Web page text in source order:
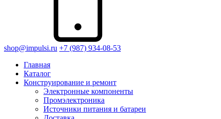
shop@impulsi.ru +7 (987) 934-08-53
Главная
Каталог
Конструирование и ремонт
Электронные компоненты
Промэлектроника
Источники питания и батареи